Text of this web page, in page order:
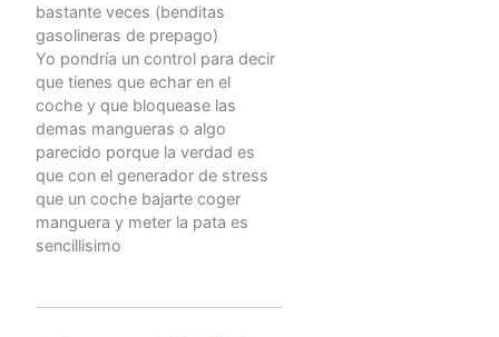
bastante veces (benditas
gasolineras de prepago)
Yo pondría un control para decir
que tienes que echar en el
coche y que bloquease las
demas mangueras o algo
parecido porque la verdad es
que con el generador de stress
que un coche bajarte coger
manguera y meter la pata es
sencillisimo